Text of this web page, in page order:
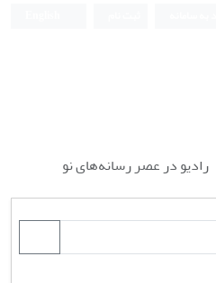
رادیو در عصر رسانه‌های نو